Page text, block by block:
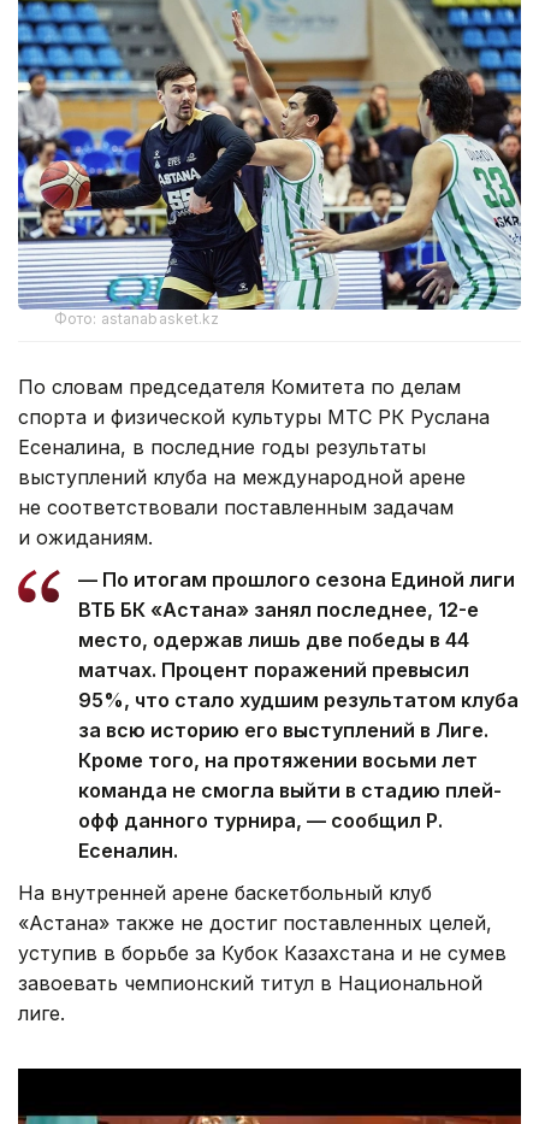
Фото: astanabasket.kz
По словам председателя Комитета по делам
спорта и физической культуры МТС РК Руслана
Есеналина, в последние годы результаты
выступлений клуба на международной арене
не соответствовали поставленным задачам
и ожиданиям.
— По итогам прошлого сезона Единой лиги
ВТБ БК «Астана» занял последнее, 12-е
место, одержав лишь две победы в 44
матчах. Процент поражений превысил
95%, что стало худшим результатом клуба
за всю историю его выступлений в Лиге.
Кроме того, на протяжении восьми лет
команда не смогла выйти в стадию плей-
офф данного турнира, — сообщил Р.
Есеналин.
На внутренней арене баскетбольный клуб
«Астана» также не достиг поставленных целей,
уступив в борьбе за Кубок Казахстана и не сумев
завоевать чемпионский титул в Национальной
лиге.